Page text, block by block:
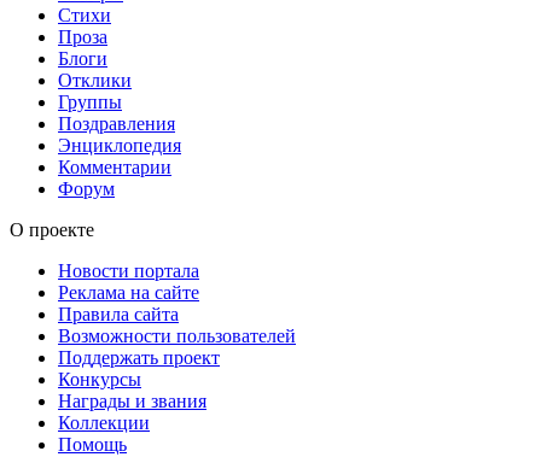
Стихи
Проза
Блоги
Отклики
Группы
Поздравления
Энциклопедия
Комментарии
Форум
О проекте
Новости портала
Реклама на сайте
Правила сайта
Возможности пользователей
Поддержать проект
Конкурсы
Награды и звания
Коллекции
Помощь